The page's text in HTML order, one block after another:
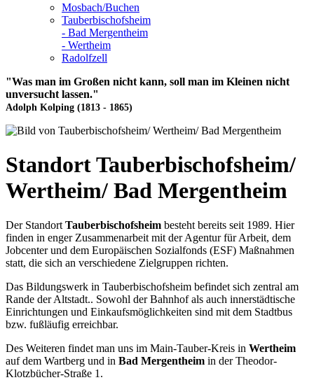
Mosbach/Buchen
Tauberbischofsheim
- Bad Mergentheim
- Wertheim
Radolfzell
"Was man im Großen nicht kann, soll man im Kleinen nicht
unversucht lassen."
Adolph Kolping (1813 - 1865)
Standort Tauberbischofsheim/
Wertheim/ Bad Mergentheim
Der Standort Tauberbischofsheim besteht bereits seit 1989. Hier
finden in enger Zusammenarbeit mit der Agentur für Arbeit, dem
Jobcenter und dem Europäischen Sozialfonds (ESF) Maßnahmen
statt, die sich an verschiedene Zielgruppen richten.
Das Bildungswerk in Tauberbischofsheim befindet sich zentral am
Rande der Altstadt.. Sowohl der Bahnhof als auch innerstädtische
Einrichtungen und Einkaufsmöglichkeiten sind mit dem Stadtbus
bzw. fußläufig erreichbar.
Des Weiteren findet man uns im Main-Tauber-Kreis in Wertheim
auf dem Wartberg und in Bad Mergentheim in der Theodor-
Klotzbücher-Straße 1.